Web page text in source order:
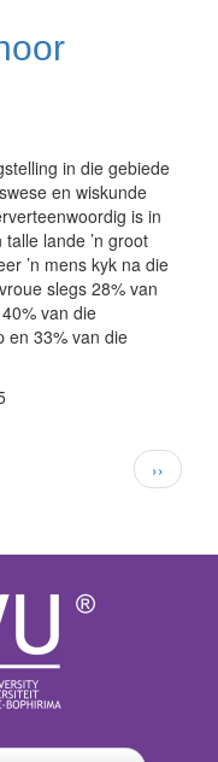
in die gebiede
en wiskunde
is in
lande ’n groot
’n mens kyk na die
slegs 28% van
van die
en 33% van die
Next
page
››